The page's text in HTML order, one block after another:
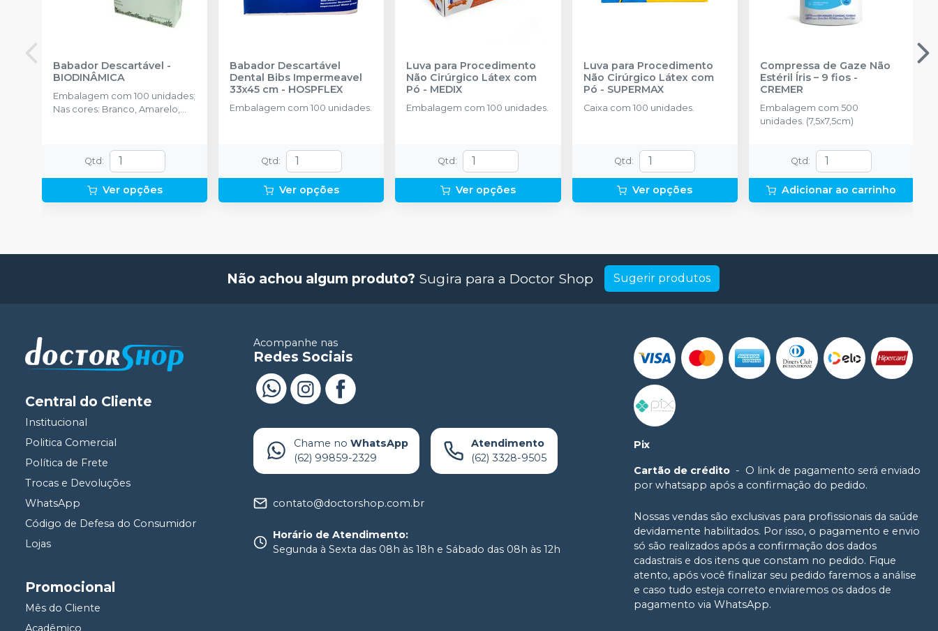
Babador Descartável -
BIODINÂMICA
Embalagem com 100 unidades;
Nas cores: Branco, Amarelo,
Qtd :
Ver opções
Babador Descartável
Dental Bibs Impermeavel
33x45 cm - HOSPFLEX
Embalagem com 100 unidades.
Qtd :
Ver opções
Luva para Procedimento
Não Cirúrgico Látex com
Pó - MEDIX
Embalagem com 100 unidades.
Qtd :
Ver opções
Luva para Procedimento
Não Cirúrgico Látex com
Pó - SUPERMAX
Caixa com 100 unidades.
Qtd :
Ver opções
Compressa de Gaze Não
Estéril Íris – 9 fios-
CREMER
Embalagem com 500
unidades. (7,5x7,5cm)
Qtd :
Adicionar ao carrinho
Não achou algum produto? Sugira para a Doctor Shop Sugerir produtos
Central do Cliente
Institucional
Politica Comercial
Política de Frete
Trocas e Devoluções
WhatsApp
Código de Defesa do Consumidor
Lojas
Promocional
Mês do Cliente
Acadêmico
Acompanhe nas
Redes Sociais
Chame no WhatsApp
(62) 99859-2329
Atendimento
(62) 3328-9505
contato@doctorshop.com.br
Horário de Atendimento:
Segunda à Sexta das 08h às 18h e Sábado das 08h às 12h
Pix
Cartão de crédito - O link de pagamento será enviado
por whatsapp após a confirmação do pedido.
Nossas vendas são exclusivas para profissionais da saúde
devidamente habilitados. Por isso, o pagamento e envio
só são realizados após a confirmação dos dados
cadastrais e dos itens que constam no pedido. Fique
atento, após você finalizar seu pedido faremos a análise
e caso tudo esteja correto enviaremos os dados de
pagamento via WhatsApp.